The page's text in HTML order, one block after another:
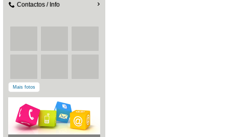
Contactos / Info
Mais fotos